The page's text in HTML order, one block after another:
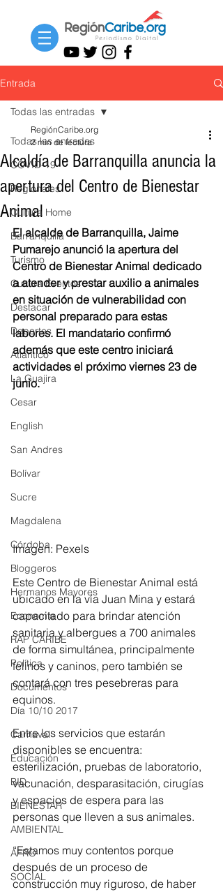
Entrada
Todas las entradas
COVID-19
Regionales
Cultura Home
Barranquilla
Turismo
Cultura Eventos
Destacar
Deportes
Atlántico
La Guajira
Cesar
English
San Andres
Bolívar
Sucre
Magdalena
Córdoba
Bloggeros
Hermanos Mayores
Economía
RAP CARIBE
Política
Documentos
Día 10/10 2017
Carnaval
Educación
BID
BIENESTAR
AMBIENTAL
AFRO
SOCIAL
Todas las entradas
Alcaldía de Barranquilla anuncia la
apertura del Centro de Bienestar
Animal
RegiónCaribe.org
2 min de lectura
El alcalde de Barranquilla, Jaime
Pumarejo anunció la apertura del
Centro de Bienestar Animal dedicado
a atender y prestar auxilio a animales
en situación de vulnerabilidad con
personal preparado para estas
labores. El mandatario confirmó
además que este centro iniciará
actividades el próximo viernes 23 de
junio.
Imagen: Pexels
Este Centro de Bienestar Animal está
ubicado en la vía Juan Mina y estará
capacitado para brindar atención
sanitaria y albergues a 700 animales
de forma simultánea, principalmente
felinos y caninos, pero también se
contará con tres pesebreras para
equinos.
Entre los servicios que estarán
disponibles se encuentra:
esterilización, pruebas de laboratorio,
vacunación, desparasitación, cirugías
y espacios de espera para las
personas que lleven a sus animales.
“Estamos muy contentos porque
después de un proceso de
construcción muy riguroso, de haber